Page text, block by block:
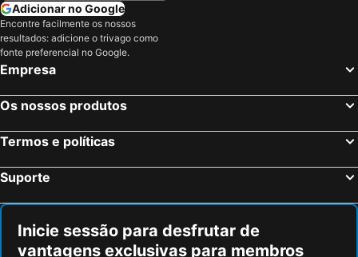
Adicionar no Google
Encontre facilmente os nossos
resultados: adicione o trivago como
fonte preferencial no Google.
Empresa
Os nossos produtos
Termos e políticas
Suporte
Inicie sessão para desfrutar de
vantagens exclusivas para membros